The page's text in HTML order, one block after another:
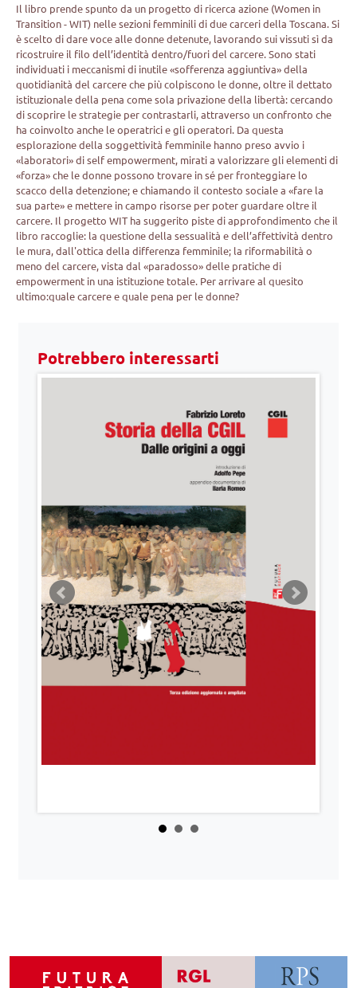
Il libro prende spunto da un progetto di ricerca azione (Women in
Transition - WIT) nelle sezioni femminili di due carceri della Toscana. Si
è scelto di dare voce alle donne detenute, lavorando sui vissuti sì da
ricostruire il filo dell’identità dentro/fuori del carcere. Sono stati
individuati i meccanismi di inutile «sofferenza aggiuntiva» della
quotidianità del carcere che più colpiscono le donne, oltre il dettato
istituzionale della pena come sola privazione della libertà: cercando
di scoprire le strategie per contrastarli, attraverso un confronto che
ha coinvolto anche le operatrici e gli operatori. Da questa
esplorazione della soggettività femminile hanno preso avvio i
«laboratori» di self empowerment, mirati a valorizzare gli elementi di
«forza» che le donne possono trovare in sé per fronteggiare lo
scacco della detenzione; e chiamando il contesto sociale a «fare la
sua parte» e mettere in campo risorse per poter guardare oltre il
carcere. Il progetto WIT ha suggerito piste di approfondimento che il
libro raccoglie: la questione della sessualità e dell’affettività dentro
le mura, dall'ottica della differenza femminile; la riformabilità o
meno del carcere, vista dal «paradosso» delle pratiche di
empowerment in una istituzione totale. Per arrivare al quesito
ultimo:quale carcere e quale pena per le donne?
Potrebbero interessarti